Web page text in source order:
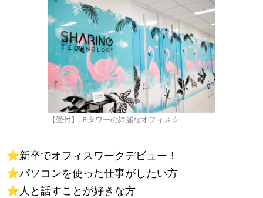
【受付】JPタワーの綺麗なオフィス☆
⭐️️新卒でオフィスワークデビュー！
⭐️️️パソコンを使った仕事がしたい方
⭐️️️人と話すことが好きな方